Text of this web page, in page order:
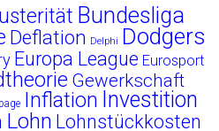
Bundesliga
Deflation Delphi Dodgers
Europa League Eurosport
Gewerkschaft
Inflation Investition
Lohn Lohnstückkosten